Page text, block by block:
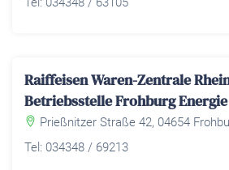
Raiffeisen Waren-Zentrale
Betriebsstelle Frohburg Energie
Prießnitzer Straße 42, 04654
Tel: 034348 / 69213